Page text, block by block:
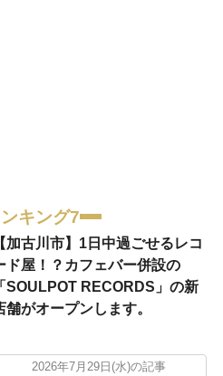
キング7
【加古川市】1日中過ごせるレコ
ド屋！？カフェバー併設の
「SOULPOT RECORDS」の新
舗がオープンします。
2026年7月29日(水)の記事